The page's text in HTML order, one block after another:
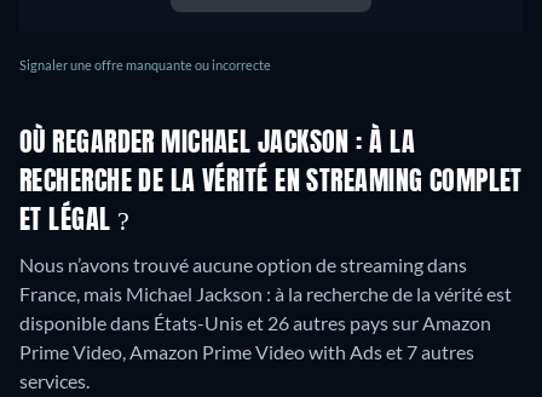
Signaler une offre manquante ou incorrecte
OÙ REGARDER MICHAEL JACKSON : À LA
RECHERCHE DE LA VÉRITÉ EN STREAMING COMPLET
ET LÉGAL ?
Nous n’avons trouvé aucune option de streaming dans
France, mais Michael Jackson : à la recherche de la vérité est
disponible dans États-Unis et 26 autres pays sur Amazon
Prime Video, Amazon Prime Video with Ads et 7 autres
services.